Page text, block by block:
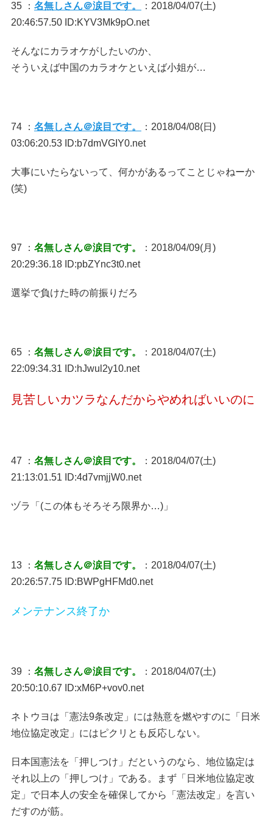
35 ： 名無しさん＠涙目です。
：2018/04/07(土)
20:46:57.50 ID:KYV3Mk9pO.net
そんなにカラオケがしたいのか、
そういえば中国のカラオケといえば小姐が…
74 ： 名無しさん＠涙目です。
：2018/04/08(日)
03:06:20.53 ID:b7dmVGIY0.net
大事にいたらないって、何かがあるってことじゃねーか
(笑)
97 ： 名無しさん＠涙目です。
：2018/04/09(月)
20:29:36.18 ID:pbZYnc3t0.net
選挙で負けた時の前振りだろ
65 ： 名無しさん＠涙目です。
：2018/04/07(土)
22:09:34.31 ID:hJwul2y10.net
見苦しいカツラなんだからやめればいいのに
47 ： 名無しさん＠涙目です。
：2018/04/07(土)
21:13:01.51 ID:4d7vmjjW0.net
ヅラ「(この体もそろそろ限界か…)」
13 ： 名無しさん＠涙目です。
：2018/04/07(土)
20:26:57.75 ID:BWPgHFMd0.net
メンテナンス終了か
39 ： 名無しさん＠涙目です。
：2018/04/07(土)
20:50:10.67 ID:xM6P+vov0.net
ネトウヨは「憲法9条改定」には熱意を燃やすのに「日米
地位協定改定」にはピクリとも反応しない。
日本国憲法を「押しつけ」だというのなら、地位協定は
それ以上の「押しつけ」である。まず「日米地位協定改
定」で日本人の安全を確保してから「憲法改定」を言い
だすのが筋。